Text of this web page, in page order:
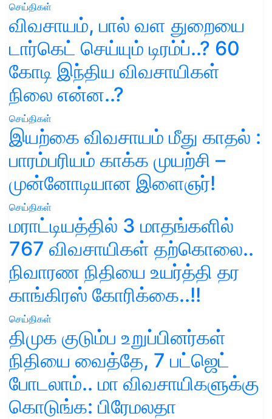
செய்திகள்
விவசாயம், பால் வள துறையை
டார்கெட் செய்யும் டிரம்ப்..? 60
கோடி இந்திய விவசாயிகள்
நிலை என்ன..?
செய்திகள்
இயற்கை விவசாயம் மீது காதல் :
பாரம்பரியம் காக்க முயற்சி –
முன்னோடியான இளைஞர்!
செய்திகள்
மராட்டியத்தில் 3 மாதங்களில்
767 விவசாயிகள் தற்கொலை..
நிவாரண நிதியை உயர்த்தி தர
காங்கிரஸ் கோரிக்கை..!!
செய்திகள்
திமுக குடும்ப உறுப்பினர்கள்
நிதியை வைத்தே, 7 பட்ஜெட்
போடலாம்.. மா விவசாயிகளுக்கு
கொடுங்க: பிரேமலதா